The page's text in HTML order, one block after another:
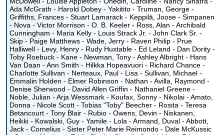
Ada McGrath - Harold Dobey - Yakitito - Truman, George -
Griffiths, Frances - Stuart Lamarack - Keppilä, Joose - Simpanen
- Nova - Victor Morrison - O. B. Keeler - Ross, Alan - Archibald
Cunningham - Maria Kelly - Louis Strack Jr. - John Clark Sr. -
Skip - Paige Matthews - Wade, Jerry - Raven Philip - Prue
Halliwell - Levy, Henry - Rudy Huxtable - Ed Leland - Dan Dority -
Toby Roebuck - Kane - Newman, Tony - Ashley Albright - Hans
Van Daan - Ann Smith - Hilkka Hopeavuori - Richard Chance -
Charlotte Sullivan - Nerteaux, Paul - Lisa - Sullivan, Michael -
Emmalin Holden - Elmer Robinson - Nathan - Avilla, Raymond -
Denise Sherwood - David Allen Griffin - Nathaniel Greene -
Noble, Julian - Arja Wessmark - Koufax, Sonny - Nikolai - Amato,
Donna - Nicole Scott - Tobias "Toby" Beecher - Rosita - Teresa
Betancourt - Tony Blair - Rubio - Owens, Devin - Niskanen,
Heikki - Kowalski, Guy - Yamile - Lola - Armand, Duval - Abbott,
Jack - Cornelius - Sister Peter Marie Reimondo - Dale McKussic